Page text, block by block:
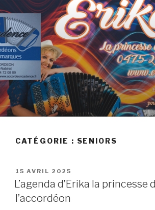
Skip
to
content
CATÉGORIE : SENIORS
POSTED
ON
15 AVRIL 2025
L’agenda d’Erika la princesse
l’accordéon